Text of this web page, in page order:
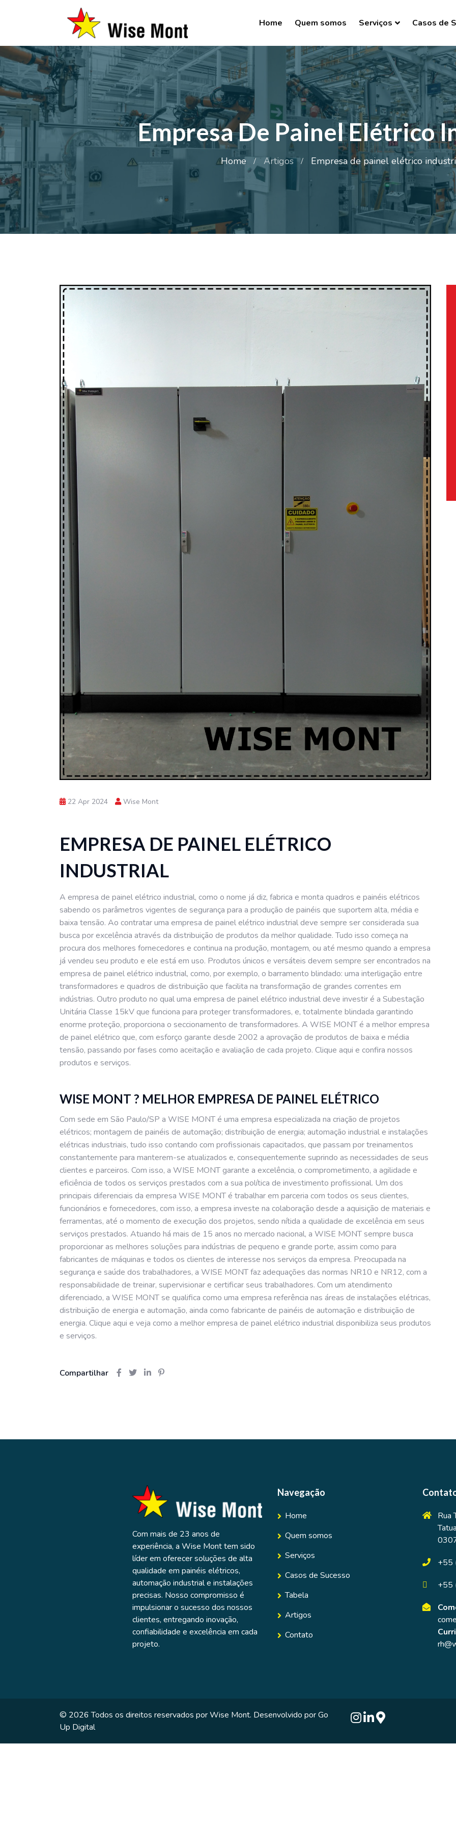
Home Quem somos Serviços Casos de
Empresa De Painel Elétrico
Home Artigos Empresa de painel elétrico
22 Apr 2024 Wise Mont
EMPRESA DE PAINEL ELÉTRICO
INDUSTRIAL
A empresa de painel elétrico industrial, como o nome já diz, fabrica e monta quadros e painéis elétricos
sabendo os parâmetros vigentes de segurança para a produção de painéis que suportem alta, média e
baixa tensão. Ao contratar uma empresa de painel elétrico industrial deve sempre ser considerada sua
busca por excelência através da distribuição de produtos da melhor qualidade. Tudo isso começa na
procura dos melhores fornecedores e continua na produção, montagem, ou até mesmo quando a empresa
já vendeu seu produto e ele está em uso. Produtos únicos e versáteis devem sempre ser encontrados na
empresa de painel elétrico industrial, como, por exemplo, o barramento blindado: uma interligação entre
transformadores e quadros de distribuição que facilita na transformação de grandes correntes em
indústrias. Outro produto no qual uma empresa de painel elétrico industrial deve investir é a Subestação
Unitária Classe 15kV que funciona para proteger transformadores, e, totalmente blindada garantindo
enorme proteção, proporciona o seccionamento de transformadores. A WISE MONT é a melhor empresa
de painel elétrico que, com esforço garante desde 2002 a aprovação de produtos de baixa e média
tensão, passando por fases como aceitação e avaliação de cada projeto. Clique aqui e confira nossos
produtos e serviços.
WISE MONT ? MELHOR EMPRESA DE PAINEL ELÉTRICO
Com sede em São Paulo/SP a WISE MONT é uma empresa especializada na criação de projetos
elétricos; montagem de painéis de automação; distribuição de energia; automação industrial e instalações
elétricas industriais, tudo isso contando com profissionais capacitados, que passam por treinamentos
constantemente para manterem-se atualizados e, consequentemente suprindo as necessidades de seus
clientes e parceiros. Com isso, a WISE MONT garante a excelência, o comprometimento, a agilidade e
eficiência de todos os serviços prestados com a sua política de investimento profissional. Um dos
principais diferenciais da empresa WISE MONT é trabalhar em parceria com todos os seus clientes,
funcionários e fornecedores, com isso, a empresa investe na colaboração desde a aquisição de materiais e
ferramentas, até o momento de execução dos projetos, sendo nítida a qualidade de excelência em seus
serviços prestados. Atuando há mais de 15 anos no mercado nacional, a WISE MONT sempre busca
proporcionar as melhores soluções para indústrias de pequeno e grande porte, assim como para
fabricantes de máquinas e todos os clientes de interesse nos serviços da empresa. Preocupada na
segurança e saúde dos trabalhadores, a WISE MONT faz adequações das normas NR10 e NR12, com a
responsabilidade de treinar, supervisionar e certificar seus trabalhadores. Com um atendimento
diferenciado, a WISE MONT se qualifica como uma empresa referência nas áreas de instalações elétricas,
distribuição de energia e automação, ainda como fabricante de painéis de automação e distribuição de
energia. Clique aqui e veja como a melhor empresa de painel elétrico industrial disponibiliza seus produtos
e serviços.
Compartilhar
Com mais de 23 anos de
experiência, a Wise Mont tem sido
líder em oferecer soluções de alta
qualidade em painéis elétricos,
automação industrial e instalações
precisas. Nosso compromisso é
impulsionar o sucesso dos nossos
clientes, entregando inovação,
confiabilidade e excelência em cada
projeto.
Navegação
Home
Quem somos
Serviços
Casos de Sucesso
Tabela
Artigos
Contato
Rua
+55
+55
© 2026 Todos os direitos reservados por Wise Mont. Desenvolvido porGo
Up Digital